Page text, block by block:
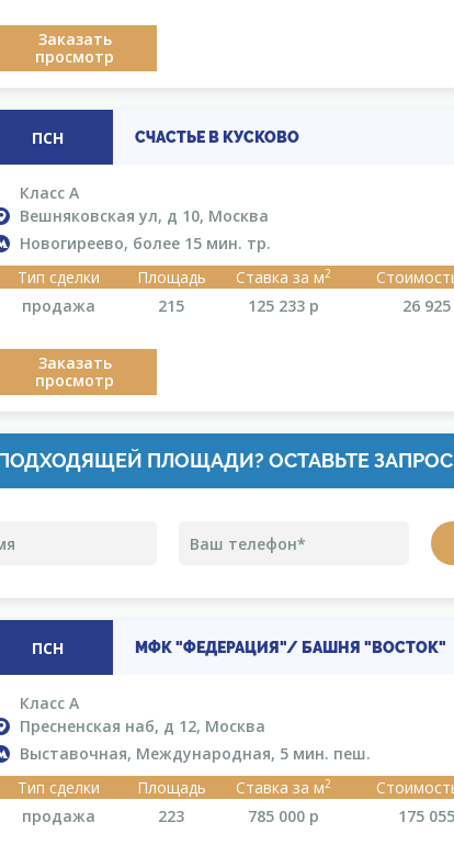
Заказать
просмотр
ПСН СЧАСТЬЕ В КУСКОВО
Класс A
Вешняковская ул, д 10, Москва
Новогиреево, более 15 мин. тр.
Тип сделки
Площадь Ставка за м2
продажа
215 125 233 р 26
Заказать
просмотр
ПЛОЩАДИ? ОСТАВЬТЕ ЗАПРОС
ПСН МФК "ФЕДЕРАЦИЯ"/ БАШНЯ "ВОСТОК"
Класс A
Пресненская наб, д 12, Москва
Выставочная, Международная, 5 мин. пеш.
Тип сделки
Площадь Ставка за м2
продажа
223 785 000 р 175